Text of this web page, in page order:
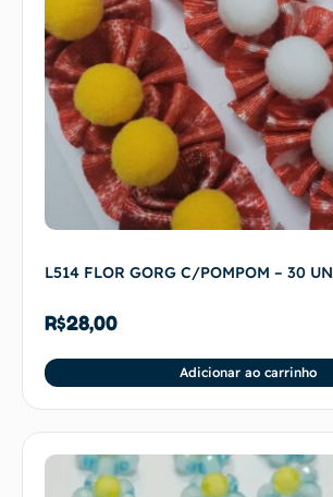
L514 FLOR GORG C/POMPOM – 30 UN
R$28,00
Adicionar ao carrinho